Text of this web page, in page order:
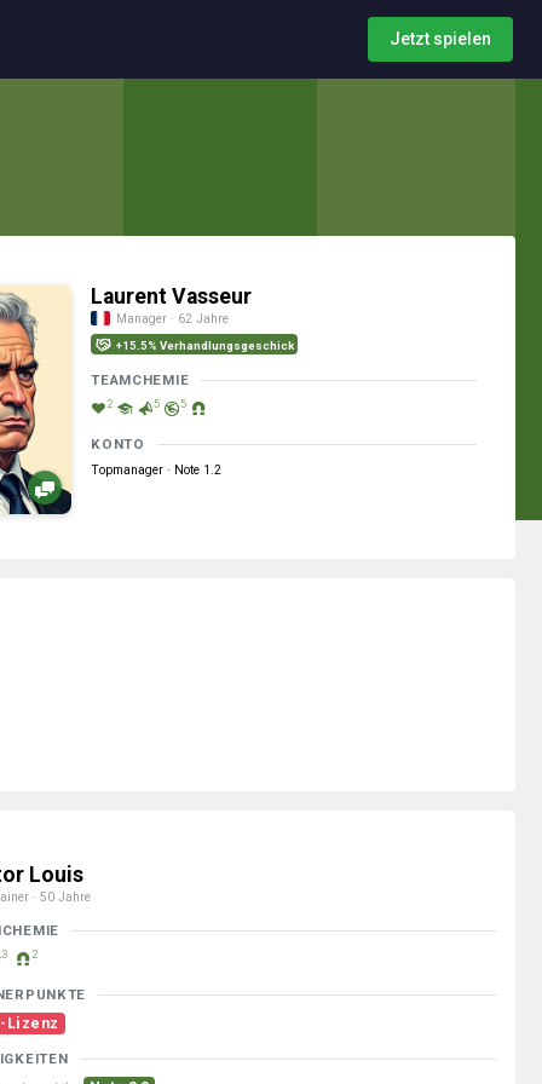
Jetzt spielen
Laurent Vasseur
Manager · 62 Jahre
+15.5% Verhandlungsgeschick
TEAMCHEMIE
2 5 5
KONTO
Topmanager · Note 1.2
Louis
· 50 Jahre
3 2
Lizenz